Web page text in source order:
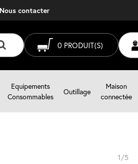
nous contacter
0 PRODUIT(S)
Equipements
Consommables
Outillage
Maison
connectée
1/5